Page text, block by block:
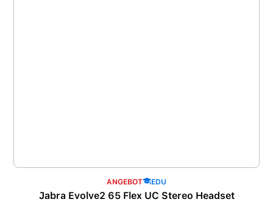
ANGEBOT EDU
Jabra Evolve2 65 Flex UC Stereo Headset